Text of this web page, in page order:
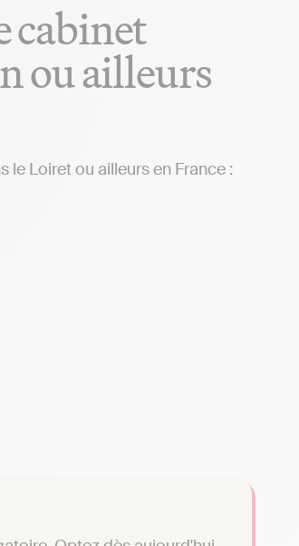
cabinet
ou ailleurs
Loiret ou ailleurs en France :